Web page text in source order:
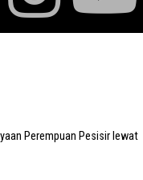
Perempuan Pesisir lewat